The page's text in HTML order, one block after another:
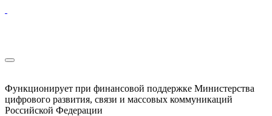
Функционирует при финансовой поддержке Министерства
цифрового развития, связи и массовых коммуникаций
Российской Федерации